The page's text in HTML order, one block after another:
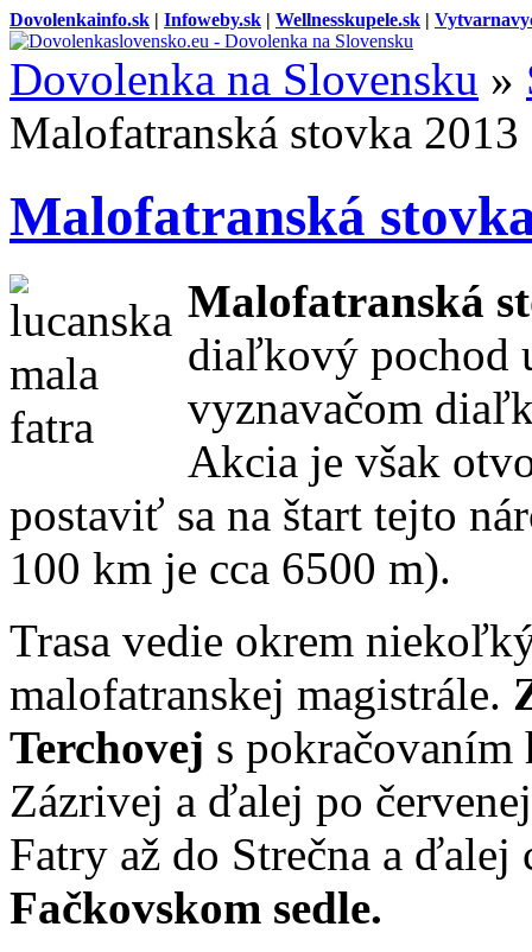
Dovolenkainfo.sk | Infoweby.sk | Wellnesskupele.sk |
Dovolenka na Slovensku »
Malofatranská stovka 2013
Malofatranská
Malofatranská
diaľkový pochod
vyznavačom
Akcia je však
postaviť sa na štart tejto
100 km je cca 6500 m).
Trasa vedie okrem
malofatranskej magistrále.
Terchovej s
Zázrivej a ďalej po
Fatry až do Strečna a
Fačkovskom sedle.